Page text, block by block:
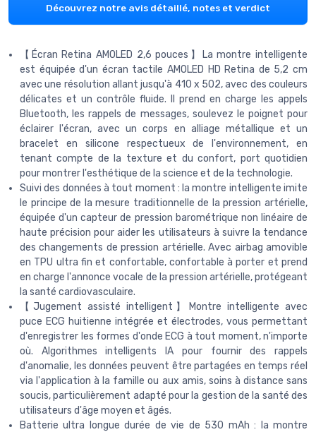
Découvrez notre avis détaillé, notes et verdict
【Écran Retina AMOLED 2,6 pouces】La montre intelligente
est équipée d'un écran tactile AMOLED HD Retina de 5,2 cm
avec une résolution allant jusqu'à 410 x 502, avec des couleurs
délicates et un contrôle fluide. Il prend en charge les appels
Bluetooth, les rappels de messages, soulevez le poignet pour
éclairer l'écran, avec un corps en alliage métallique et un
bracelet en silicone respectueux de l'environnement, en
tenant compte de la texture et du confort, port quotidien
pour montrer l'esthétique de la science et de la technologie.
Suivi des données à tout moment : la montre intelligente imite
le principe de la mesure traditionnelle de la pression artérielle,
équipée d'un capteur de pression barométrique non linéaire de
haute précision pour aider les utilisateurs à suivre la tendance
des changements de pression artérielle. Avec airbag amovible
en TPU ultra fin et confortable, confortable à porter et prend
en charge l'annonce vocale de la pression artérielle, protégeant
la santé cardiovasculaire.
【Jugement assisté intelligent】Montre intelligente avec
puce ECG huitienne intégrée et électrodes, vous permettant
d'enregistrer les formes d'onde ECG à tout moment, n'importe
où. Algorithmes intelligents IA pour fournir des rappels
d'anomalie, les données peuvent être partagées en temps réel
via l'application à la famille ou aux amis, soins à distance sans
soucis, particulièrement adapté pour la gestion de la santé des
utilisateurs d'âge moyen et âgés.
Batterie ultra longue durée de vie de 530 mAh : la montre